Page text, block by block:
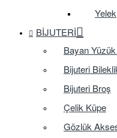
Yelek
BIJUTERI
Bayan
Bijuteri
Bijuteri Broş
Çelik Küpe
Gözlük